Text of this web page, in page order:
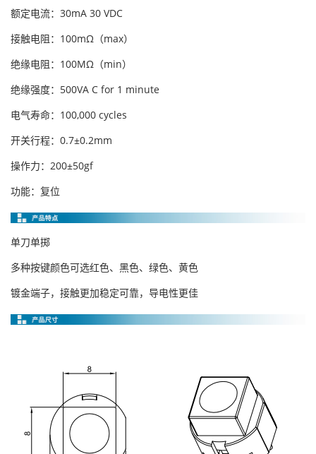
额定电流：30mA 30 VDC
接触电阻：100mΩ（max）
绝缘电阻：100MΩ（min）
绝缘强度：500VA C for 1 minute
电气寿命：100,000 cycles
开关行程：0.7±0.2mm
操作力：200±50gf
功能：复位
单刀单掷
多种按键颜色可选红色、黑色、绿色、黄色
镀金端子，接触更加稳定可靠，导电性更佳